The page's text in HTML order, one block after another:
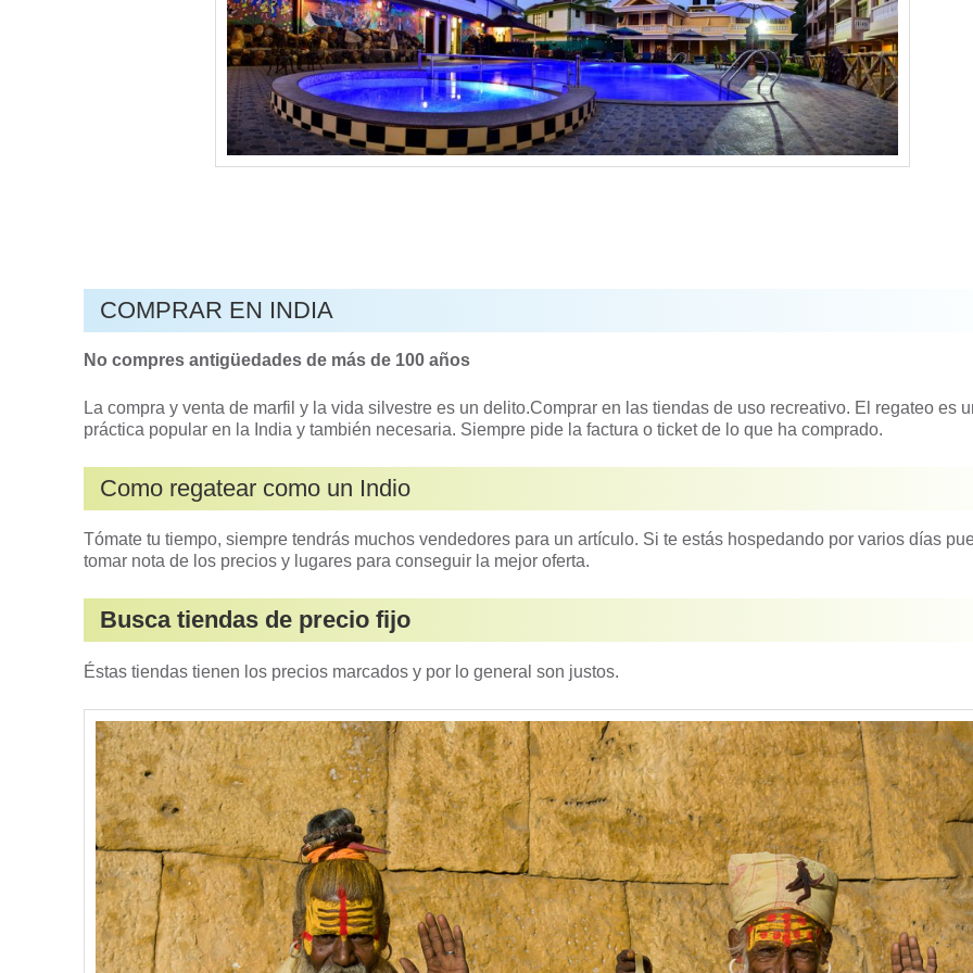
COMPRAR EN INDIA
No compres antigüedades de más de 100 años
La compra y venta de marfil y la vida silvestre es un delito.Comprar en las tiendas de uso recreativo. El regateo es
práctica popular en la India y también necesaria. Siempre pide la factura o ticket de lo que ha comprado.
Como regatear como un Indio
Tómate tu tiempo, siempre tendrás muchos vendedores para un artículo. Si te estás hospedando por varios días
tomar nota de los precios y lugares para conseguir la mejor oferta.
Busca tiendas de precio fijo
Éstas tiendas tienen los precios marcados y por lo general son justos.